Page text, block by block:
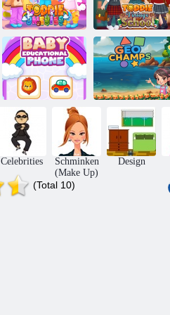
Todie Onesies
Toddie Vintage
School Day
Bildungstelefon
Geo Champs
Celebrities
Schminken
(Make Up)
Design
(Total 10)